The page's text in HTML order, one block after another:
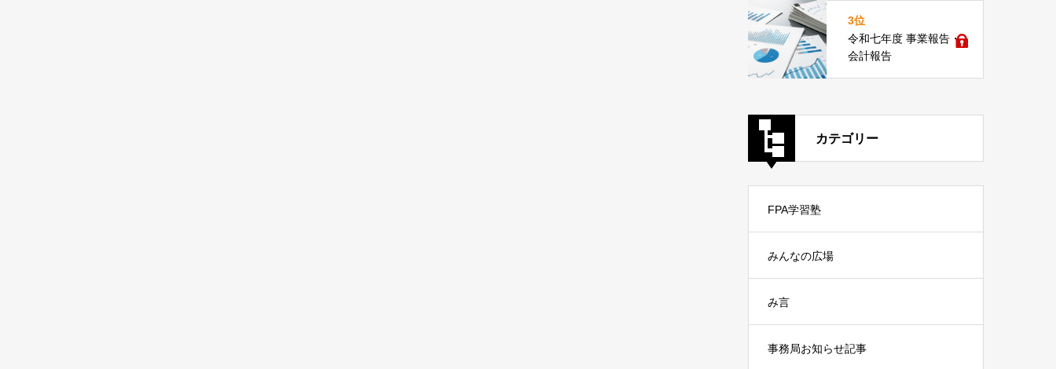
3位
令和七年度 事業報告・
会計報告
カテゴリー
FPA学習塾
みんなの広場
み言
事務局お知らせ記事